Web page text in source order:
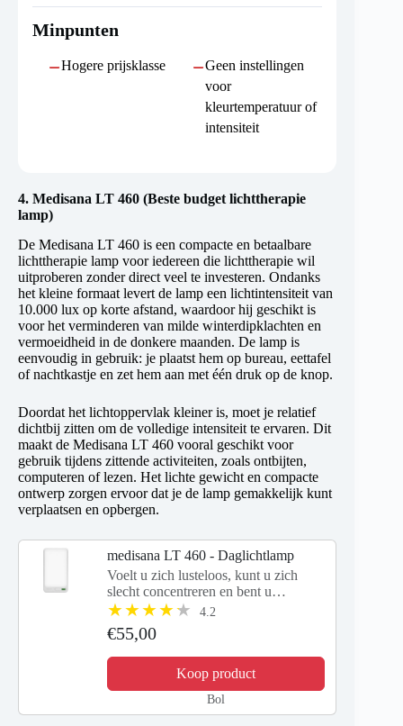
Minpunten
Hogere prijsklasse
Geen instellingen
voor
kleurtemperatuur of
intensiteit
4. Medisana LT 460 (Beste budget lichttherapie
lamp)
De Medisana LT 460 is een compacte en betaalbare
lichttherapie lamp voor iedereen die lichttherapie wil
uitproberen zonder direct veel te investeren. Ondanks
het kleine formaat levert de lamp een lichtintensiteit van
10.000 lux op korte afstand, waardoor hij geschikt is
voor het verminderen van milde winterdipklachten en
vermoeidheid in de donkere maanden. De lamp is
eenvoudig in gebruik: je plaatst hem op bureau, eettafel
of nachtkastje en zet hem aan met één druk op de knop.
Doordat het lichtoppervlak kleiner is, moet je relatief
dichtbij zitten om de volledige intensiteit te ervaren. Dit
maakt de Medisana LT 460 vooral geschikt voor
gebruik tijdens zittende activiteiten, zoals ontbijten,
computeren of lezen. Het lichte gewicht en compacte
ontwerp zorgen ervoor dat je de lamp gemakkelijk kunt
verplaatsen en opbergen.
medisana LT 460 - Daglichtlamp
Voelt u zich lusteloos, kunt u zich
slecht concentreren en bent u
prikkelbaar of moe?
4.2
€55,00
Koop product
Bol